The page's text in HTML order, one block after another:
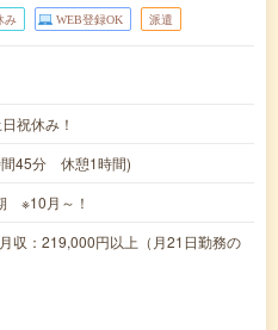
み WEB登録OK 派遣
祝休み！
45分 休憩1時間)
※10月～！
収：219,000円以上（月21日勤務の